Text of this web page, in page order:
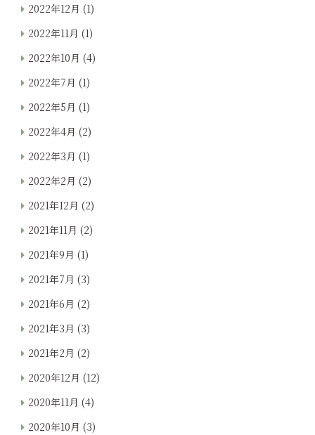
2022年12月 (1)
2022年11月 (1)
2022年10月 (4)
2022年7月 (1)
2022年5月 (1)
2022年4月 (2)
2022年3月 (1)
2022年2月 (2)
2021年12月 (2)
2021年11月 (2)
2021年9月 (1)
2021年7月 (3)
2021年6月 (2)
2021年3月 (3)
2021年2月 (2)
2020年12月 (12)
2020年11月 (4)
2020年10月 (3)